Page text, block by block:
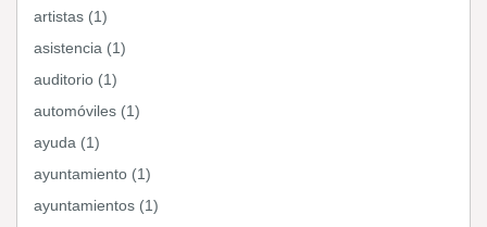
artistas (1)
asistencia (1)
auditorio (1)
automóviles (1)
ayuda (1)
ayuntamiento (1)
ayuntamientos (1)